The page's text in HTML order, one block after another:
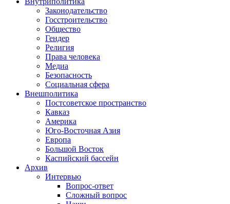
Законодательство
Госстроительство
Общество
Гендер
Религия
Права человека
Медиа
Безопасность
Социальная сфера
Внешполитика
Постсоветское пространство
Кавказ
Америка
Юго-Восточная Азия
Европа
Большой Восток
Каспийский бассейн
Архив
Интервью
Вопрос-ответ
Сложный вопрос